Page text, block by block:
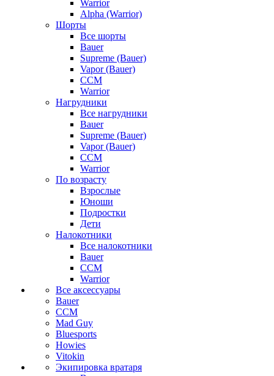
Warrior
Alpha (Warrior)
Шорты
Все шорты
Bauer
Supreme (Bauer)
Vapor (Bauer)
CCM
Warrior
Нагрудники
Все нагрудники
Bauer
Supreme (Bauer)
Vapor (Bauer)
CCM
Warrior
По возрасту
Взрослые
Юноши
Подростки
Дети
Налокотники
Все налокотники
Bauer
CCM
Warrior
Все аксессуары
Bauer
CCM
Mad Guy
Bluesports
Howies
Vitokin
Экипировка вратаря